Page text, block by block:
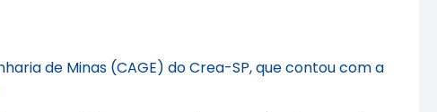
de Minas (CAGE) do Crea-SP, que contou com a